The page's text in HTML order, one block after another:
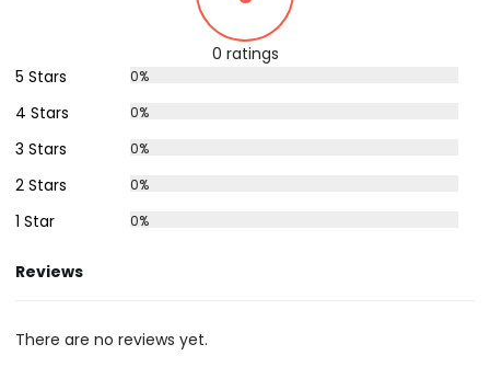
0 ratings
5 Stars
0%
4 Stars 0%
3 Stars 0%
2 Stars 0%
1 Star 0%
Reviews
There are no reviews yet.